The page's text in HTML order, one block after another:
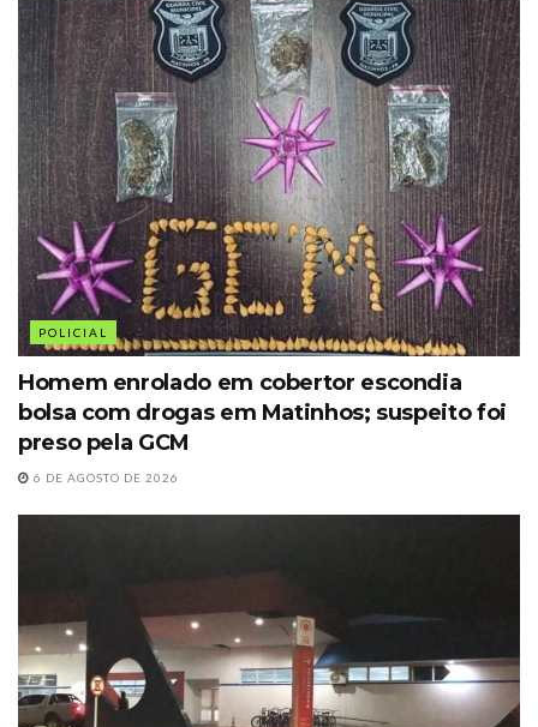
POLICIAL
Homem enrolado em cobertor escondia
bolsa com drogas em Matinhos; suspeito foi
preso pela GCM
6 DE AGOSTO DE 2026